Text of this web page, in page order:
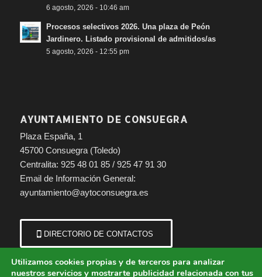
6 agosto, 2026 - 10:46 am
Procesos selectivos 2026. Una plaza de Peón
Jardinero. Listado provisional de admitidos/as
5 agosto, 2026 - 12:55 pm
AYUNTAMIENTO DE CONSUEGRA
Plaza España, 1
45700 Consuegra (Toledo)
Centralita: 925 48 01 85 / 925 47 91 30
Email de Información General:
ayuntamiento@aytoconsuegra.es
DIRECTORIO DE CONTACTOS
Utilizamos cookies propias y de terceros para analizar
nuestros servicios y mostrarte publicidad relacionada con tus